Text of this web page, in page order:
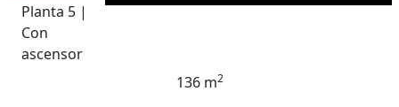
Planta 5 |
Con
ascensor
136 m2